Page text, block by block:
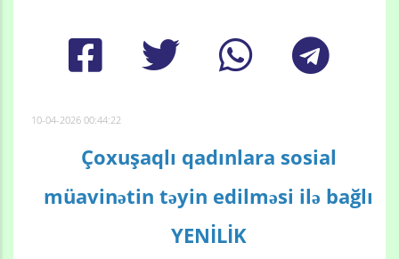
10-04-2026 00:44:22
Çoxuşaqlı qadınlara sosial
müavinətin təyin edilməsi ilə bağlı
YENİLİK